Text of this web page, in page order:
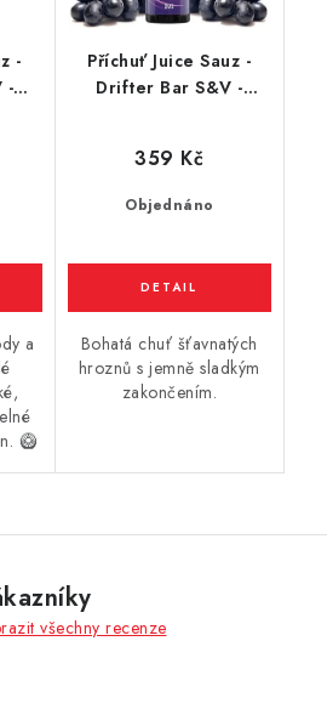
-
-
a
🥝
Příchuť Juice Sauz -
Drifter Bar S&V -
Objednáno
359 Kč
Bohatá chuť šťavnatých
hroznů s jemně sladkým
zakončením.
všechny recenze